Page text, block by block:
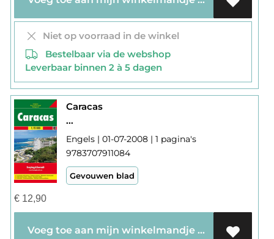
Niet op voorraad in de winkel
Bestelbaar via de webshop
Leverbaar binnen 2 à 5 dagen
Caracas
...
Engels | 01-07-2008 | 1 pagina's
9783707911084
Gevouwen blad
€12,90
Voeg toe aan mijn winkelmandje